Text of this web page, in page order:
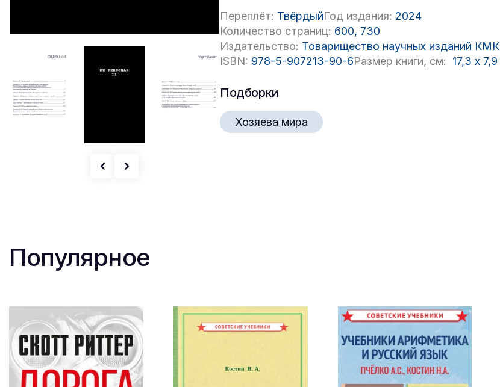
Переплёт: ТвёрдыйГод издания: 2024
Количество страниц: 600, 730
Издательство: Товарищество научных изданий КМК
ISBN: 978-5-907213-90-6Размер книги, см: 17,3 x 7,9
Подборки
Хозяева мира
Популярное